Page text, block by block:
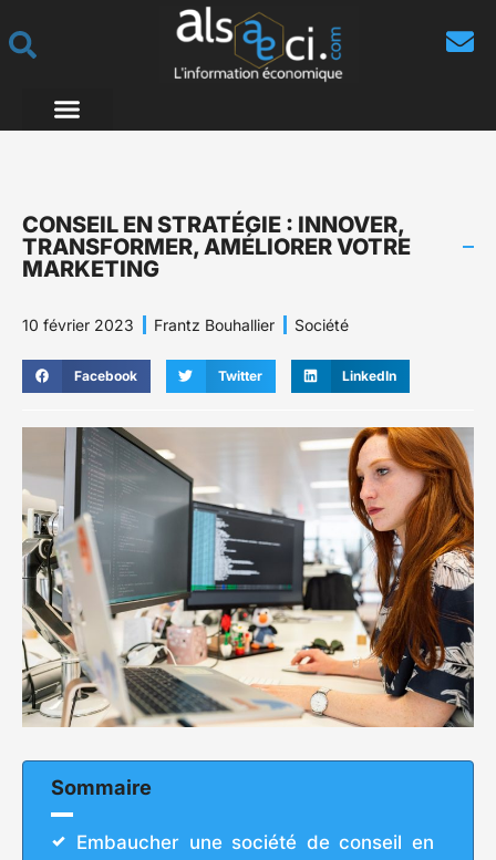
CONSEIL EN STRATÉGIE : INNOVER,
TRANSFORMER, AMÉLIORER VOTRE
MARKETING
10 février 2023 Frantz Bouhallier Société
Facebook Twitter LinkedIn
Sommaire
Embaucher une société de conseil en